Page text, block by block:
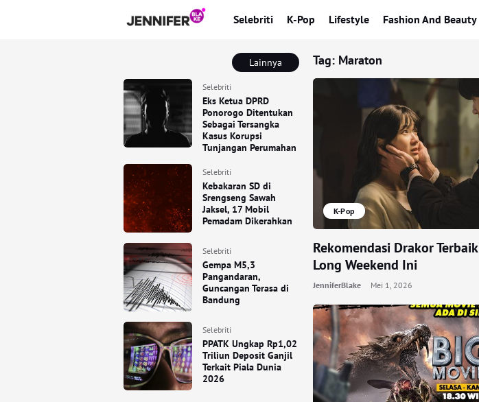
Selebriti K-Pop Lifestyle Fashion And Beauty
Lainnya
Selebriti
Eks Ketua DPRD
Ponorogo Ditentukan
Sebagai Tersangka
Kasus Korupsi
Tunjangan Perumahan
Selebriti
Kebakaran SD di
Srengseng Sawah
Jaksel, 17 Mobil
Pemadam Dikerahkan
Selebriti
Gempa M5,3
Pangandaran,
Guncangan Terasa di
Bandung
Selebriti
PPATK Ungkap Rp1,02
Triliun Deposit Ganjil
Terkait Piala Dunia
2026
Tag: Maraton
K-Pop
Rekomendasi Drakor
Long Weekend Ini
JenniferBlake Mei 1, 2026